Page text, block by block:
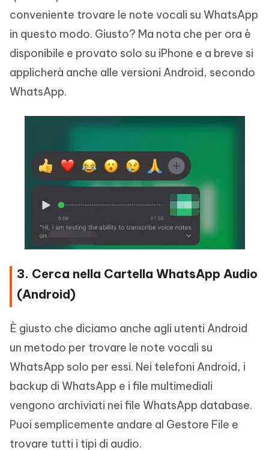
conveniente trovare le note vocali su WhatsApp
in questo modo. Giusto? Ma nota che per ora è
disponibile e provato solo su iPhone e a breve si
applicherà anche alle versioni Android, secondo
WhatsApp.
3. Cerca nella Cartella WhatsApp Audio
(Android)
È giusto che diciamo anche agli utenti Android
un metodo per trovare le note vocali su
WhatsApp solo per essi. Nei telefoni Android, i
backup di WhatsApp e i file multimediali
vengono archiviati nei file WhatsApp database.
Puoi semplicemente andare al Gestore File e
trovare tutti i tipi di audio.